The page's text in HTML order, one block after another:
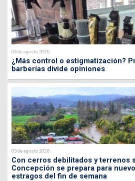
03 de agosto 2026
¿Más control o estigmatización?
barberías divide opiniones
03 de agosto 2026
Con cerros debilitados y terrenos
Concepción se prepara para
estragos del fin de semana